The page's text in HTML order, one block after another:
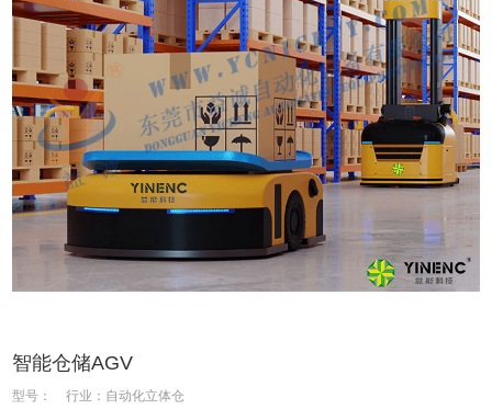
智能仓储AGV
型号： 行业：自动化立体仓